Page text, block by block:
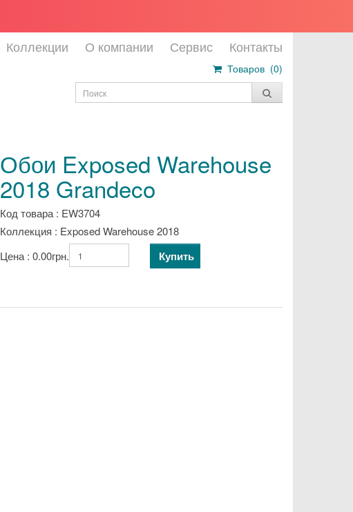
Коллекции О компании Сервис Контакты
Товаров (0)
Обои Exposed Warehouse
2018 Grandeco
Код товара : EW3704
Коллекция : Exposed Warehouse 2018
Цена : 0.00грн.
Купить